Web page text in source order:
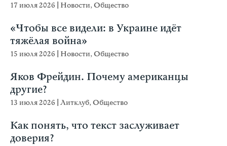
17 июля 2026 Новости,Общество
«Чтобы все видели: в Украине идёт
тяжёлая война»
15 июля 2026 Новости,Общество
Яков Фрейдин. Почему американцы
другие?
13 июля 2026 Литклуб,Общество
Как понять, что текст заслуживает
доверия?